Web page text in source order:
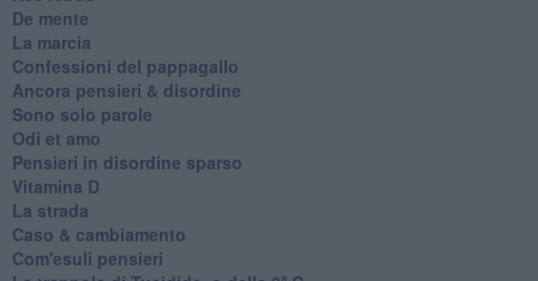
De mente
La marcia
Confessioni del pappagallo
Ancora pensieri & disordine
Sono solo parole
Odi et amo
Pensieri in disordine sparso
Vitamina D
La strada
Caso & cambiamento
Com'esuli pensieri